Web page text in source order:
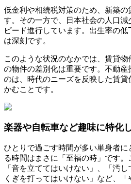
低金利や相続税対策のため、新築の
す。その一方で、日本社会の人口減
ピード進行しています。出生率の
は深刻です。
このような状況のなかでは、賃貸
の物件の差別化は重要です。不動産
のは、時代のニーズを反映した賃
かむことです。
楽器や自転車など趣味に特化
ひとりで過ごす時間が多い単身者に
る時間はまさに「至福の時」です。
「音を立ててはいけない」、「汚
くぎを打ってはいけない」など、